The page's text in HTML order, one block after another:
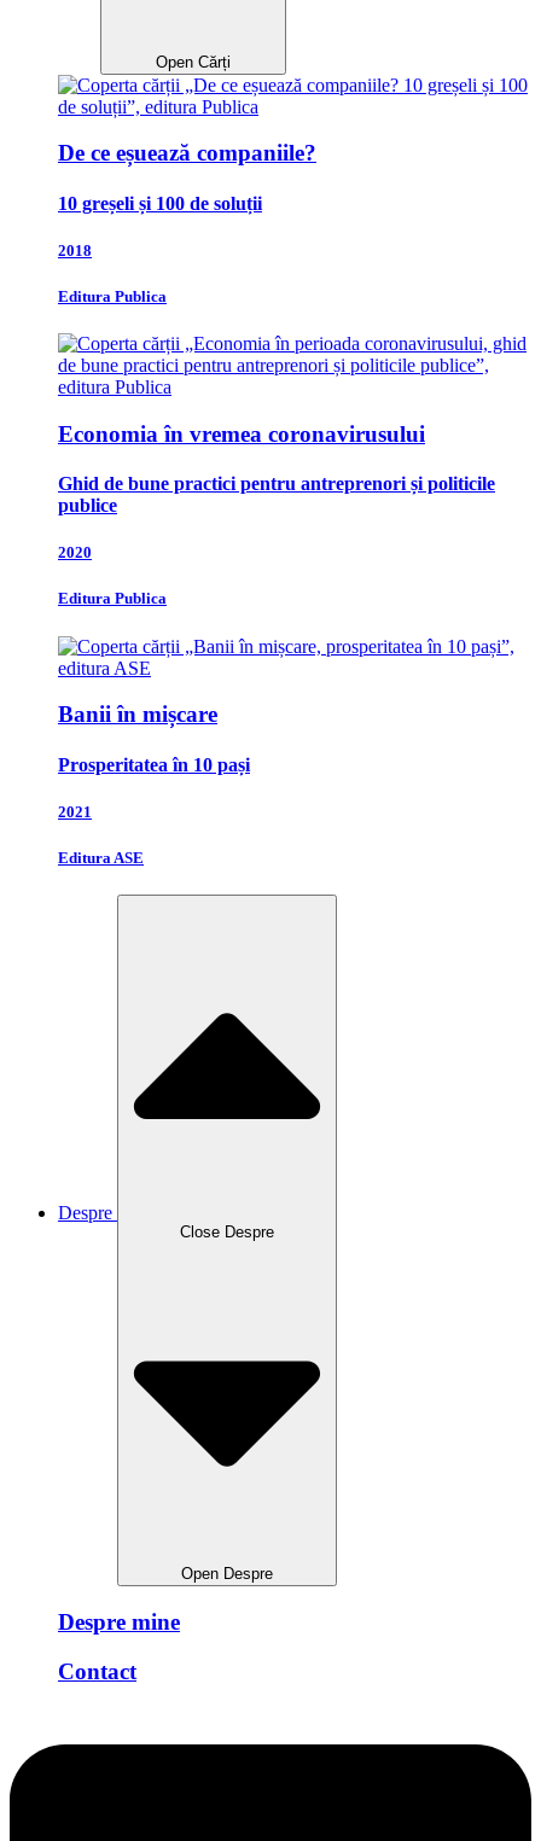
Open Cărți
De ce eșuează companiile?
10 greșeli și 100 de soluții
2018
Editura Publica
Economia în vremea coronavirusului
Ghid de bune practici pentru antreprenori și politicile
publice
2020
Editura Publica
Banii în mișcare
Prosperitatea în 10 pași
2021
Editura ASE
Despre
Close Despre
Open Despre
Despre mine
Contact